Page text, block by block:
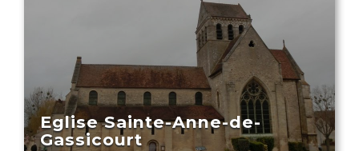
Eglise Sainte-Anne-de-
Gassicourt